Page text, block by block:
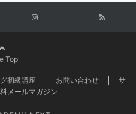
Top
初級講座 お問い合わせ
サ
メールマガジン